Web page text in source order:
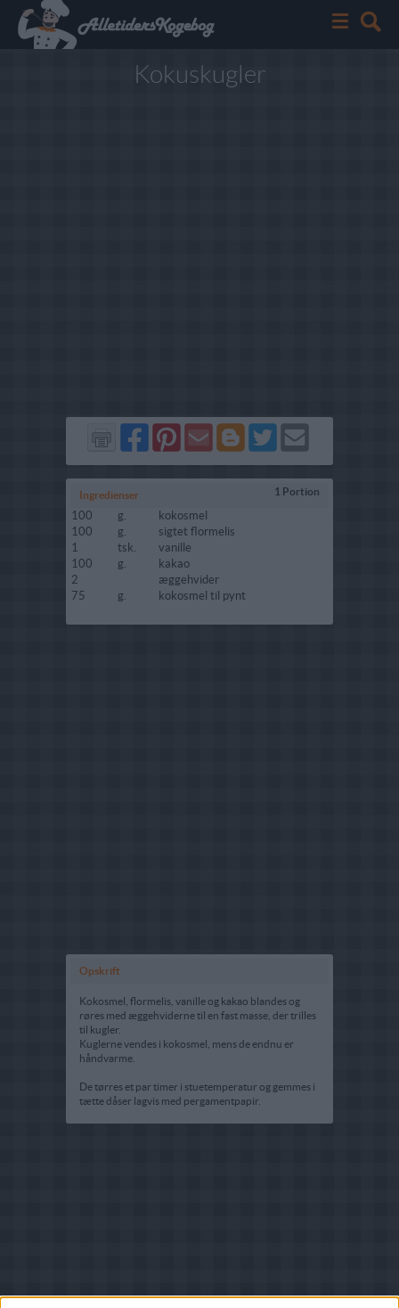
Kokuskugler
Del
på
Facebook
Del
på
Pinterest
Send
via
GMail
Del
på
Blogger
Del
på
Twitter
Send
Ingredienser 1 Portion
100 g.
kokosmel
100
g.
sigtet flormelis
1
tsk.
vanille
100
g.
kakao
2
æggehvider
75
g. kokosmel til pynt
Opskrift
Kokosmel, flormelis, vanille og kakao blandes og
røres med æggehviderne til en fast masse, der trilles
til kugler.
Kuglerne vendes i kokosmel, mens de endnu er
håndvarme.
De tørres et par timer i stuetemperatur og gemmes i
tætte dåser lagvis med pergamentpapir.